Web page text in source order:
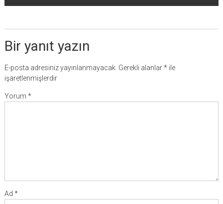
Bir yanıt yazın
E-posta adresiniz yayınlanmayacak. Gerekli alanlar*ile
işaretlenmişlerdir
Yorum *
Ad *